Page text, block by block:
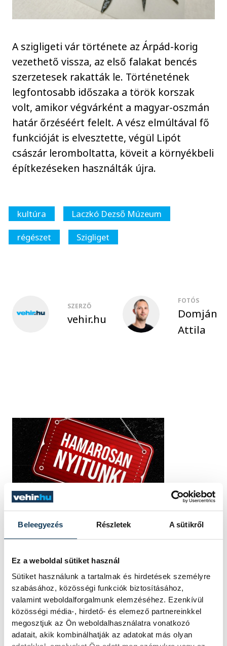
Beleegyezés Részletek A sütikről
Ez a weboldal sütiket használ
Sütiket használunk a tartalmak és hirdetések személyre
szabásához, közösségi funkciók biztosításához,
valamint weboldalforgalmunk elemzéséhez. Ezenkívül
közösségi média-, hirdető- és elemező partnereinkkel
megosztjuk az Ön weboldalhasználatra vonatkozó
adatait, akik kombinálhatják az adatokat más olyan
A szigligeti vár története az Árpád-korig
vezethető vissza, az első falakat bencés
szerzetesek rakatták le. Történetének
legfontosabb időszaka a török korszak
volt, amikor végvárként a magyar-oszmán
határ őrzéséért felelt. A vész elmúltával fő
funkcióját is elvesztette, végül Lipót
császár leromboltatta, köveit a környékbeli
építkezéseken használták újra.
kultúra
Laczkó Dezső Múzeum
régészet
Szigliget
SZERZŐ
vehir.hu
FOTÓS
Domján
Attila